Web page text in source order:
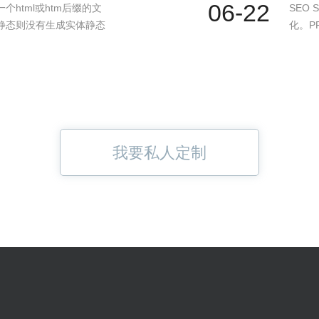
个html或htm后缀的文
态则没有生成实体静态
06-22
SEO
化。
我要私人定制